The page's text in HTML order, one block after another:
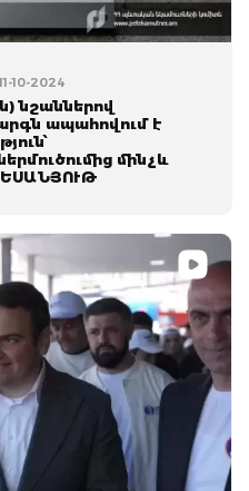
10-2024
նշաններով
ապահովում է
մինչև